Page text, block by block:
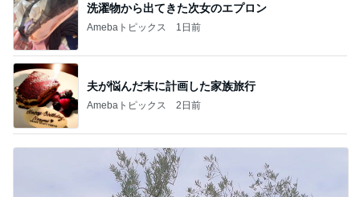
洗濯物から出てきた次女のエプロン
Amebaトピックス 1日前
夫が悩んだ末に計画した家族旅行
Amebaトピックス 2日前